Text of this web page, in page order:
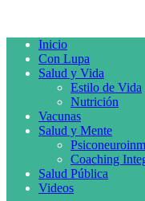
Inicio
Con Lupa
Salud y Vida
Estilo de Vida
Nutrición
Vacunas
Salud y Mente
Coaching
Salud Pública
Videos